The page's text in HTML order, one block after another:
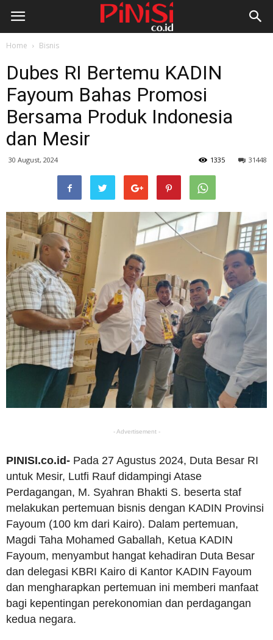
Home Bisnis
Dubes RI Bertemu KADIN
Fayoum Bahas Promosi
Bersama Produk Indonesia
dan Mesir
30 August, 2024 31448
1335
- Advertisement -
PINISI.co.id- Pada 27 Agustus 2024, Duta Besar RI
untuk Mesir, Lutfi Rauf didampingi Atase
Perdagangan, M. Syahran Bhakti S. beserta staf
melakukan pertemuan bisnis dengan KADIN Provinsi
Fayoum (100 km dari Kairo). Dalam pertemuan,
Magdi Taha Mohamed Gaballah, Ketua KADIN
Fayoum, menyambut hangat kehadiran Duta Besar
dan delegasi KBRI Kairo di Kantor KADIN Fayoum
dan mengharapkan pertemuan ini memberi manfaat
bagi kepentingan perekonomian dan perdagangan
kedua negara.